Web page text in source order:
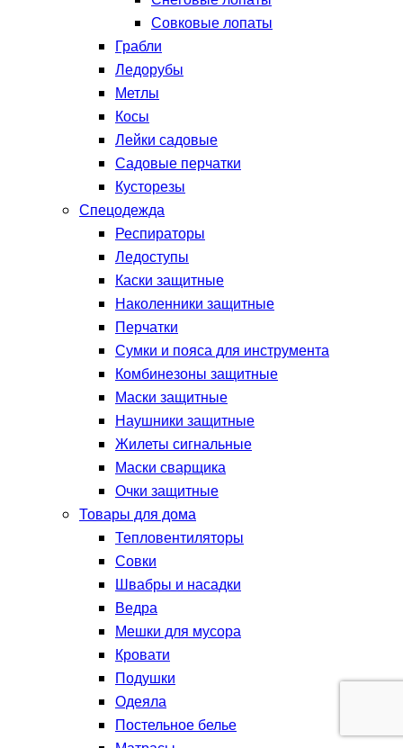
Совковые лопаты
Грабли
Ледорубы
Метлы
Косы
Лейки садовые
Садовые перчатки
Кусторезы
Спецодежда
Респираторы
Ледоступы
Каски защитные
Наколенники защитные
Перчатки
Сумки и пояса для инструмента
Комбинезоны защитные
Маски защитные
Наушники защитные
Жилеты сигнальные
Маски сварщика
Очки защитные
Товары для дома
Тепловентиляторы
Совки
Швабры и насадки
Ведра
Мешки для мусора
Кровати
Подушки
Одеяла
Постельное белье